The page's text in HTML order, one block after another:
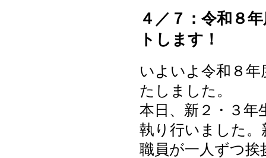
４／７：令和８
トします！
いよいよ令和８
たしました。
本日、新２・３年
執り行いました
職員が一人ずつ